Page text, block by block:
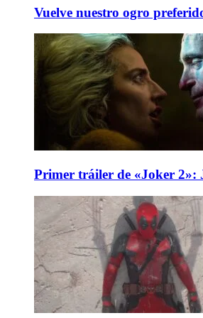
Vuelve nuestro ogro
Primer tráiler de «Joker 2»: